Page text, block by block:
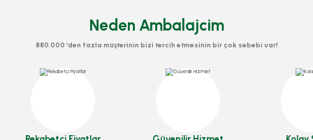
Neden Ambalajcim
880.000 ‘den fazla müşterinin bizi tercih etmesinin bir çok sebebi var!